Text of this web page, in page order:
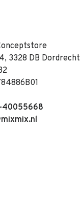
3328 DB Dordrecht
40055668